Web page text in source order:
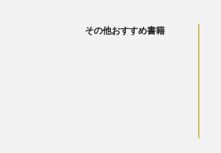
その他おすすめ書籍